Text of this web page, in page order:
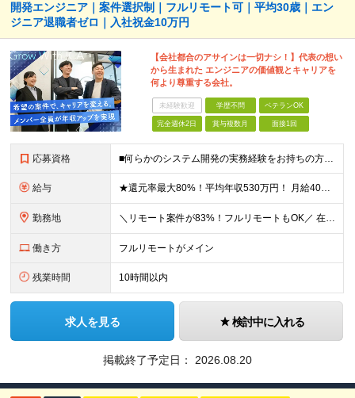
開発エンジニア｜案件選択制｜フルリモート可｜平均30歳｜エン
ジニア退職者ゼロ｜入社祝金10万円
【会社都合のアサインは一切ナシ！】代表の想い
から生まれた エンジニアの価値観とキャリアを
何より尊重する会社。
未経験歓迎 学歴不問 ベテランOK
完全週休2日 賞与複数月 面接1回
応募資格 ■何らかのシステム開発の実務経験をお持ちの方(3年以上) ■学歴不問 ≪こんな方にピッタリ≫ □ スキルや経験に見合う正当な収入を得たい □ PGからSEへのステップアップなど上流工程に挑戦したい
給与 ★還元率最大80%！平均年収530万円！ 月給40万円～60万円＋業績賞与 想定年収：年収500万円～800万円 ※スキルや経験、担当案件により変動します。 ◎スキルや経験を考慮し、優遇します
勤務地 ＼リモート案件が83%！フルリモートもOK／ 在宅勤務、または東京、神奈川、埼玉、千葉のプロジェクト先 ★リモート率83%！フルリモート案件も多数！ ★転居を伴う転勤はありません ■本社 東京都港区
働き方 フルリモートがメイン
残業時間 10時間以内
求人を見る 検討中に入れる
掲載終了予定日： 2026.08.20